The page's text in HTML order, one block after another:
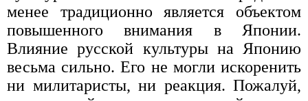
менее традиционно является объектом
повышенного внимания в Японии.
Влияние русской культуры на Японию
весьма сильно. Его не могли искоренить
ни милитаристы, ни реакция. Пожалуй,